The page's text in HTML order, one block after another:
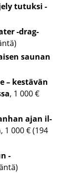
tu­tuk­si -​
-​drag-
sau­nan
– kes­tä­vän
, 1 000 €
ajan il­
, 1 000 € (194
-​